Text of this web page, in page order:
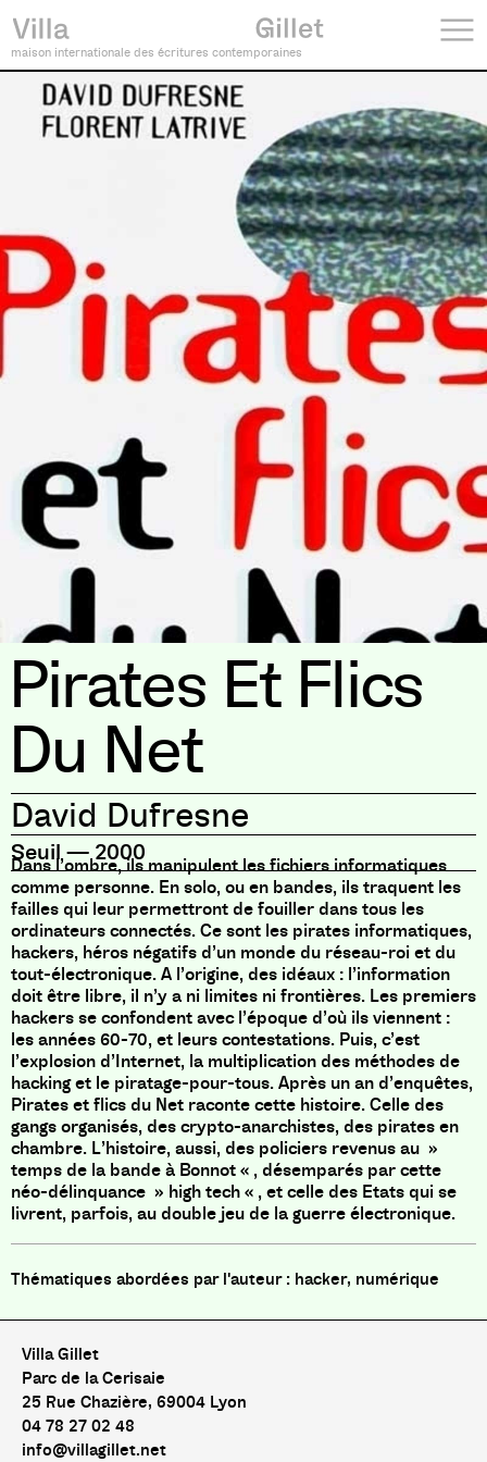
maison internationale des écritures contemporaines
Pirates Et Flics
Du Net
David Dufresne
Seuil —2000
Dans l’ombre, ils manipulent les fichiers informatiques
comme personne. En solo, ou en bandes, ils traquent les
failles qui leur permettront de fouiller dans tous les
ordinateurs connectés. Ce sont les pirates informatiques,
hackers, héros négatifs d’un monde du réseau-roi et du
tout-électronique. A l’origine, des idéaux : l’information
doit être libre, il n’y a ni limites ni frontières. Les premiers
hackers se confondent avec l’époque d’où ils viennent :
les années 60-70, et leurs contestations. Puis, c’est
l’explosion d’Internet, la multiplication des méthodes de
hacking et le piratage-pour-tous. Après un an d’enquêtes,
Pirates et flics du Net raconte cette histoire. Celle des
gangs organisés, des crypto-anarchistes, des pirates en
chambre. L’histoire, aussi, des policiers revenus au »
temps de la bande à Bonnot « , désemparés par cette
néo-délinquance » high tech « , et celle des Etats qui se
livrent, parfois, au double jeu de la guerre électronique.
hacker, numérique
Villa Gillet
Parc de la Cerisaie
25 Rue Chazière, 69004 Lyon
04 78 27 02 48
info@villagillet.net